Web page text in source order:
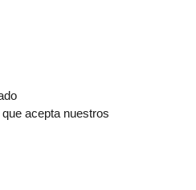
acepta nuestros